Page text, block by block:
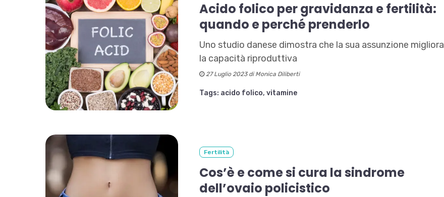
Acido folico per gravidanza e fertilità:
quando e perché prenderlo
Uno studio danese dimostra che la sua assunzione migliora
la capacità riproduttiva
27 Luglio 2023 di Monica Diliberti
Tags: acido folico,vitamine
Fertilità
Cos’è e come si cura la sindrome
dell’ovaio policistico